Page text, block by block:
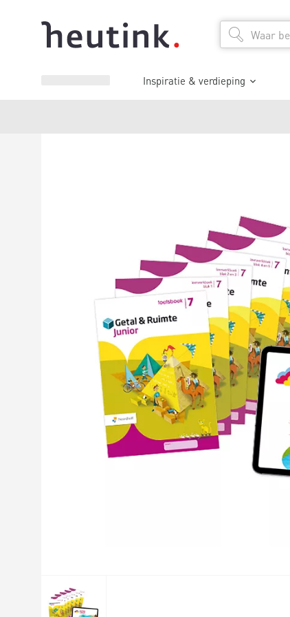
Inspiratie & verdieping